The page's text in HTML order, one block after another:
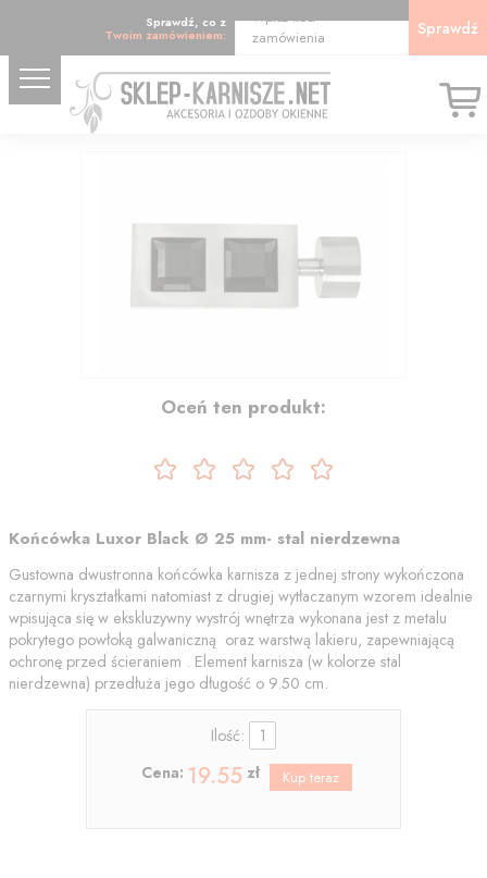
Sprawdź, co z
Twoim zamówieniem:
Wpisz kod
zamówienia
Sprawdź
Oceń ten produkt:
Końcówka Luxor Black Ø 25 mm- stal nierdzewna
Gustowna dwustronna końcówka karnisza z jednej strony wykończona
czarnymi kryształkami natomiast z drugiej wytłaczanym wzorem idealnie
wpisująca się w ekskluzywny wystrój wnętrza wykonana jest z metalu
pokrytego powłoką galwaniczną oraz warstwą lakieru, zapewniającą
ochronę przed ścieraniem . Element karnisza (w kolorze stal
nierdzewna) przedłuża jego długość o 9.50 cm.
Ilość:
Cena: 19.55 zł